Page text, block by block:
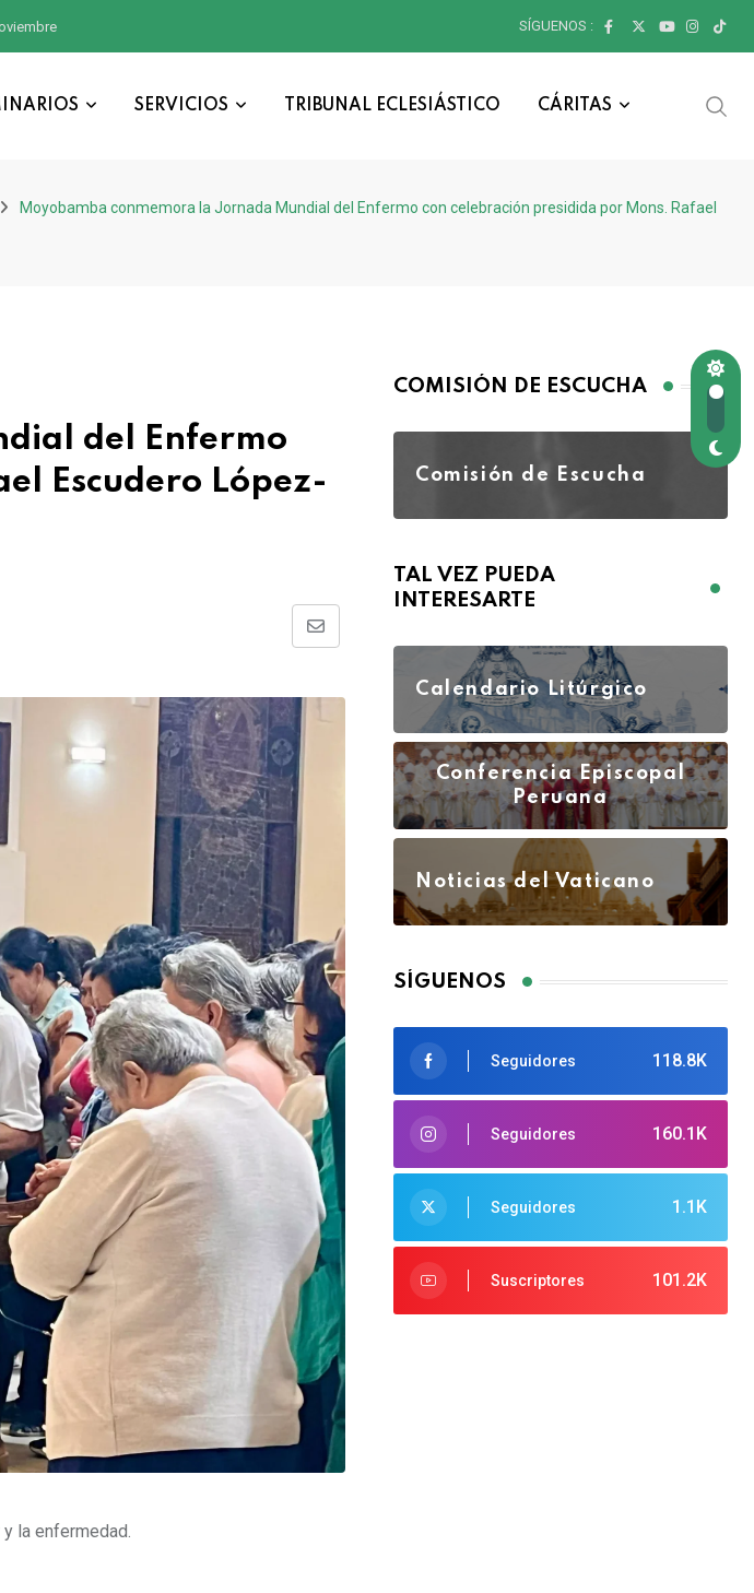
SÍGUENOS :
SERVICIOS TRIBUNAL ECLESIÁSTICO CÁRITAS
Moyobamba conmemora la Jornada Mundial del Enfermo con celebración presidida por Mons. Rafael
del Enfermo
Escudero López-
la enfermedad.
COMISIÓN DE ESCUCHA
Comisión de Escucha
TAL VEZ PUEDA
INTERESARTE
Calendario Litúrgico
Conferencia Episcopal
Peruana
Noticias del Vaticano
SÍGUENOS
118.8K
Seguidores
160.1K
Seguidores
1.1K
Seguidores
101.2K
Suscriptores